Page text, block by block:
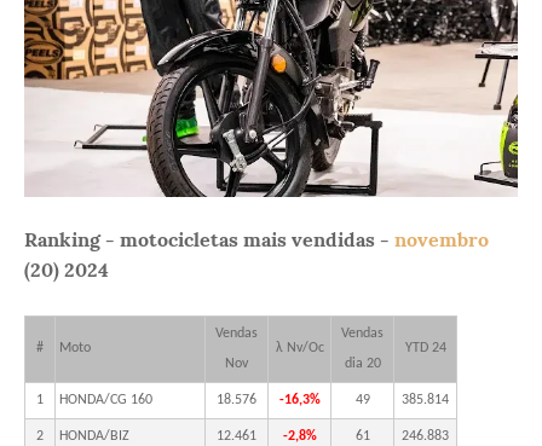
Ranking - motocicletas mais vendidas - novembro
(20) 2024
# Moto
Vendas
Nov
λ Nv/Oc
Vendas
dia 20
YTD 24
1 HONDA/CG 160 18.576 -16,3% 49 385.814
2 HONDA/BIZ 12.461 -2,8% 61 246.883